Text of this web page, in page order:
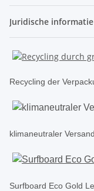
Juridische informatie
Recycling der
klimaneutraler
Surfboard Eco Gold